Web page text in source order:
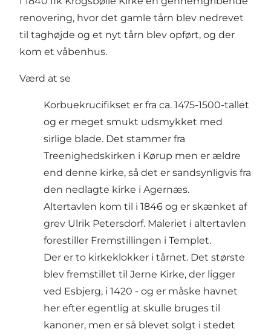
renovering, hvor det gamle tårn blev nedrevet
til taghøjde og et nyt tårn blev opført, og der
kom et våbenhus.
Værd at se
Korbuekrucifikset er fra ca. 1475-1500-tallet
og er meget smukt udsmykket med
sirlige blade. Det stammer fra
Treenighedskirken i Kørup men er ældre
end denne kirke, så det er sandsynligvis fra
den nedlagte kirke i Agernæs.
Altertavlen kom til i 1846 og er skænket af
grev Ulrik Petersdorf. Maleriet i altertavlen
forestiller Fremstillingen i Templet.
Der er to kirkeklokker i tårnet. Det største
blev fremstillet til Jerne Kirke, der ligger
ved Esbjerg, i 1420 - og er måske havnet
her efter egentlig at skulle bruges til
kanoner, men er så blevet solgt i stedet